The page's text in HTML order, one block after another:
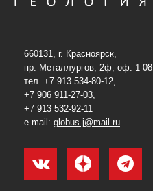
660131, г. Красноярск,
пр. Металлургов, 2ф, оф. 1-08
тел. +7 913 534-80-12,
+7 906 911-27-03,
+7 913 532-92-11
e-mail: globus-j@mail.ru